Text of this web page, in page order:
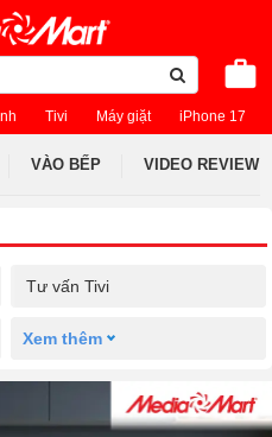
Tivi Máy giặt iPhone 17
VÀO BẾP VIDEO REVIEW
Tư vấn Tivi
Xem thêm